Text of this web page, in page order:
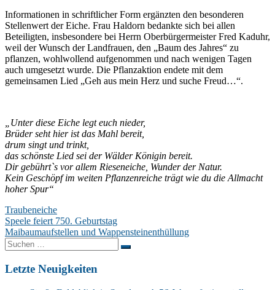
Informationen in schriftlicher Form ergänzten den besonderen
Stellenwert der Eiche. Frau Haldorn bedankte sich bei allen
Beteiligten, insbesondere bei Herrn Oberbürgermeister Fred Kaduhr,
weil der Wunsch der Landfrauen, den „Baum des Jahres“ zu
pflanzen, wohlwollend aufgenommen und nach wenigen Tagen
auch umgesetzt wurde. Die Pflanzaktion endete mit dem
gemeinsamen Lied „Geh aus mein Herz und suche Freud…“.
„Unter diese Eiche legt euch nieder,
Brüder seht hier ist das Mahl bereit,
drum singt und trinkt,
das schönste Lied sei der Wälder Königin bereit.
Dir gebührt`s vor allem Rieseneiche, Wunder der Natur.
Kein Geschöpf im weiten Pflanzenreiche trägt wie du die Allmacht
hoher Spur“
Traubeneiche
Beitragsnavigation
Speele feiert 750. Geburtstag
Maibaumaufstellen und Wappensteinenthüllung
Suchen
nach:
Letzte Neuigkeiten